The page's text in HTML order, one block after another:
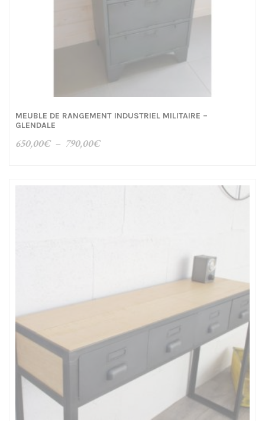
MEUBLE DE RANGEMENT INDUSTRIEL MILITAIRE –
GLENDALE
650,00€ – 790,00€Plage
650,00€